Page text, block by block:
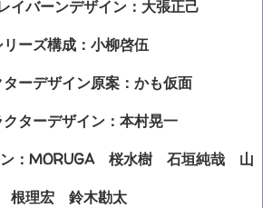
イバーンデザイン：大張正己
リーズ構成：小柳啓伍
ーデザイン原案：かも仮面
クターデザイン：本村晃一
ン：MORUGA 桜水樹 石垣純哉 山
根理宏 鈴木勘太